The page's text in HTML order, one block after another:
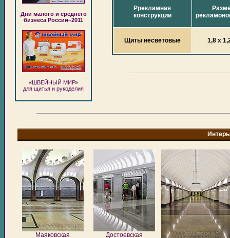
Дни малого и среднего
бизнеса России–2011
«ШВЕЙНЫЙ МИР»
для щитья и рукоделия
Ррекламная
конструкции
Щиты несветовые 1,8 х
Маяковская
Достоевская